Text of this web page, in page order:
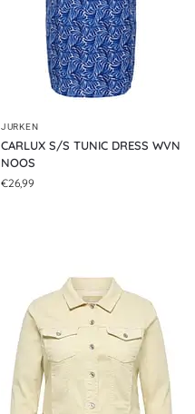
JURKEN
CARLUX S/S TUNIC DRESS WVN
NOOS
€26,99